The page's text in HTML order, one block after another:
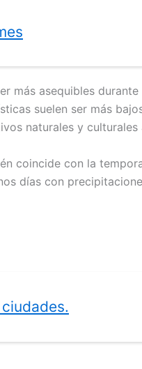
más asequibles
suelen ser más
naturales y culturales
coincide con la
días con